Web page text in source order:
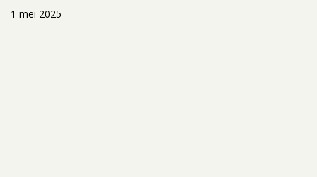
1 mei 2025